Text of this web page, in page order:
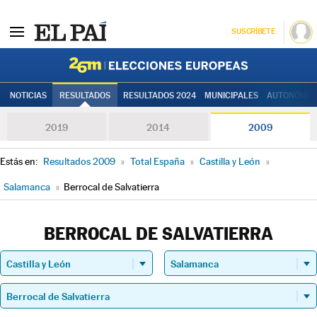
SUSCRÍBETE
NOTICIAS RESULTADOS RESULTADOS 2024 MUNICIPALES
2019 2014 2009
Estás en: Resultados 2009 » Total España » Castilla y León »
Salamanca » Berrocal de Salvatierra
BERROCAL DE SALVATIERRA